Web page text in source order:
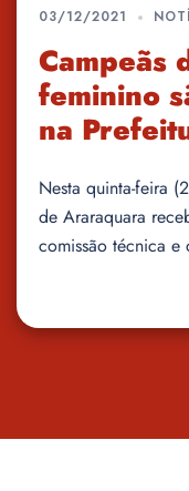
03/12/2021
Campeãs
feminino
na
Nesta quinta-feira
de Araraquara
comissão técnica